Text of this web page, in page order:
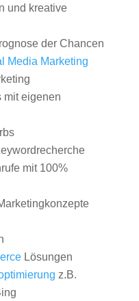
und kreative
der Chancen
Media Marketing
mit eigenen
mit 100%
Lösungen
z.B.